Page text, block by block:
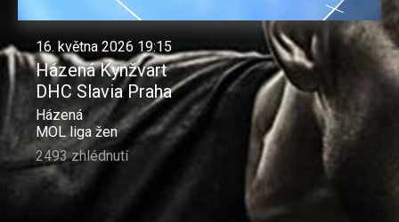
16. května 2026 19:15
Házená Kynžvart
DHC Slavia Praha
Házená
MOL liga žen
2493 zhlédnutí